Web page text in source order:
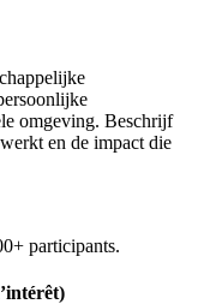
omgeving. Beschrijf
en de impact die
participants.